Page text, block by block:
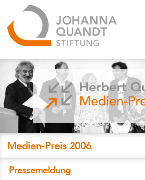
Medien-Preis 2006
Pressemeldung